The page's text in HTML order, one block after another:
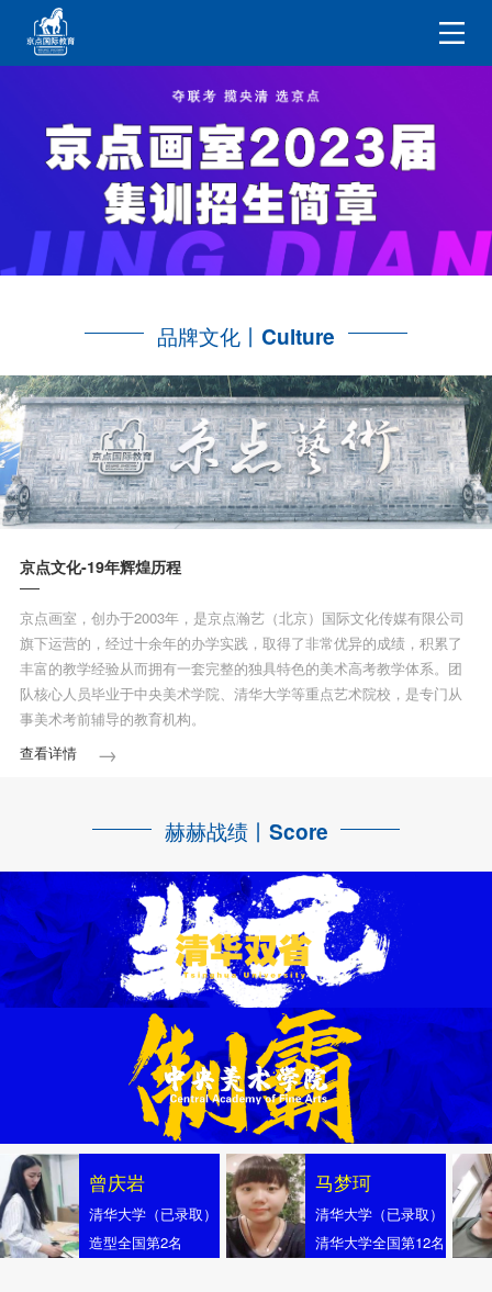
品牌文化丨 Culture
京点文化-19年辉煌历程
京点画室，创办于2003年，是京点瀚艺（北京）国际文化传媒有限公司
旗下运营的，经过十余年的办学实践，取得了非常优异的成绩，积累了
丰富的教学经验从而拥有一套完整的独具特色的美术高考教学体系。团
队核心人员毕业于中央美术学院、清华大学等重点艺术院校，是专门从
事美术考前辅导的教育机构。
查看详情
→
赫赫战绩丨 Score
曾庆岩
清华大学（已录取）
造型全国第2名
马梦珂
清华大学（已录取）
清华大学全国第12名